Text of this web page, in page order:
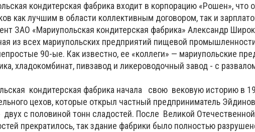
кондитерская фабрика входит в корпорацию «Рошен», что
как лучшим в области коллективным договором, так и
ЗАО «Мариупольская кондитерская фабрика» Александр
из всех мариупольских предприятий пищевой
90-ые. Как известно, ее «коллеги» — мариупольские
хладокомбинат, пивзавод и ликероводочный завод - с
кондитерская фабрика начала свою вековую историю в
цехов, которые открыл частный предприниматель
с половиной тонн сладостей. После Великой
прекратилось, так здание фабрики было полностью